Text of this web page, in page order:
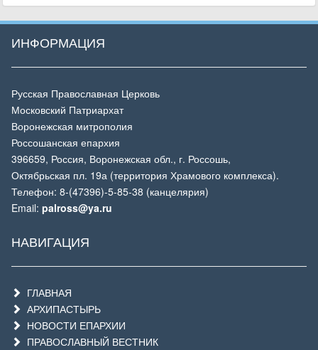
ИНФОРМАЦИЯ
Русская Православная Церковь
Московский Патриархат
Воронежская митрополия
Россошанская епархия
396659, Россия, Воронежская обл., г. Россошь,
Октябрьская пл. 19а (территория Храмового комплекса).
Телефон: 8-(47396)-5-85-38 (канцелярия)
Email: palross@ya.ru
НАВИГАЦИЯ
ГЛАВНАЯ
АРХИПАСТЫРЬ
НОВОСТИ ЕПАРХИИ
ПРАВОСЛАВНЫЙ ВЕСТНИК